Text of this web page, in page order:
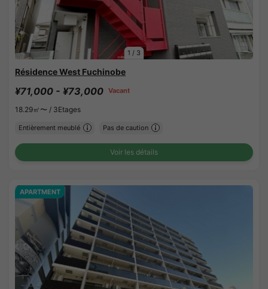
1 / 3
Résidence West Fuchinobe
¥71,000 - ¥73,000 Vacant
18.29㎡〜 / 3Etages
Entièrement meublé Pas de caution
Voir les détails
APARTMENT